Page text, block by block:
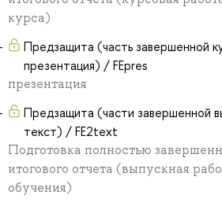
курса)
Предзащита (часть завершенной
презентация) / FEpres
презентация
Предзащита (части завершенной
текст) / FE2text
Подготовка полностью
итогового отчета (выпускная
обучения)